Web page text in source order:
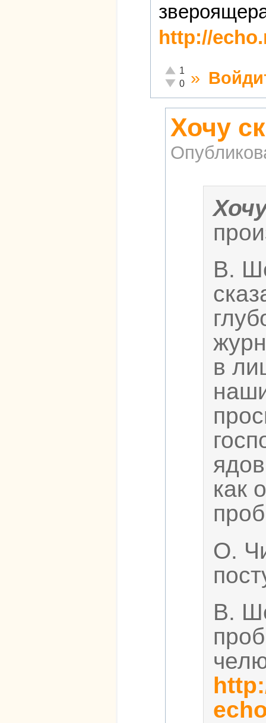
http://
Отлично!
1
Неадекватно!
0 »
Хочу
В.
в
как
О.
В.